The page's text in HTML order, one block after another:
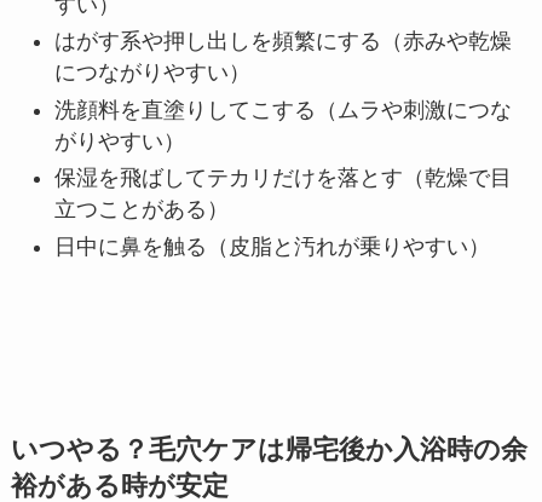
はがす系や押し出しを頻繁にする（赤みや乾燥
につながりやすい）
洗顔料を直塗りしてこする（ムラや刺激につな
がりやすい）
保湿を飛ばしてテカリだけを落とす（乾燥で目
立つことがある）
日中に鼻を触る（皮脂と汚れが乗りやすい）
いつやる？毛穴ケアは帰宅後か入浴時の余
裕がある時が安定